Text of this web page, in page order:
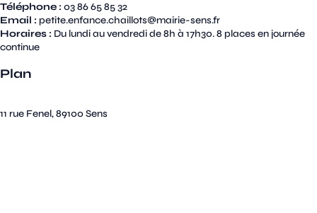
Téléphone : 03 86 65 85 32
Email : petite.enfance.chaillots@mairie-sens.fr
Horaires : Du lundi au vendredi de 8h à 17h30. 8 places en journée
continue
Plan
11 rue Fenel, 89100 Sens